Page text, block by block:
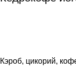
Кэроб, цикорий,